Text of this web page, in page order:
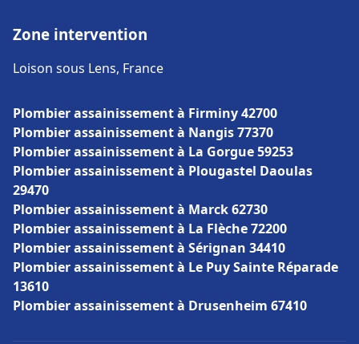
Zone intervention
Loison sous Lens, France
Plombier assainissement à Firminy 42700
Plombier assainissement à Nangis 77370
Plombier assainissement à La Gorgue 59253
Plombier assainissement à Plougastel Daoulas
29470
Plombier assainissement à Marck 62730
Plombier assainissement à La Flèche 72200
Plombier assainissement à Sérignan 34410
Plombier assainissement à Le Puy Sainte Réparade
13610
Plombier assainissement à Drusenheim 67410